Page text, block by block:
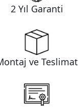
2 Yıl Garanti
ve Teslimat